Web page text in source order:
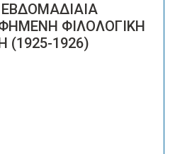
ΦΙΛΟΛΟΓΙΚΗ
(1925-1926)